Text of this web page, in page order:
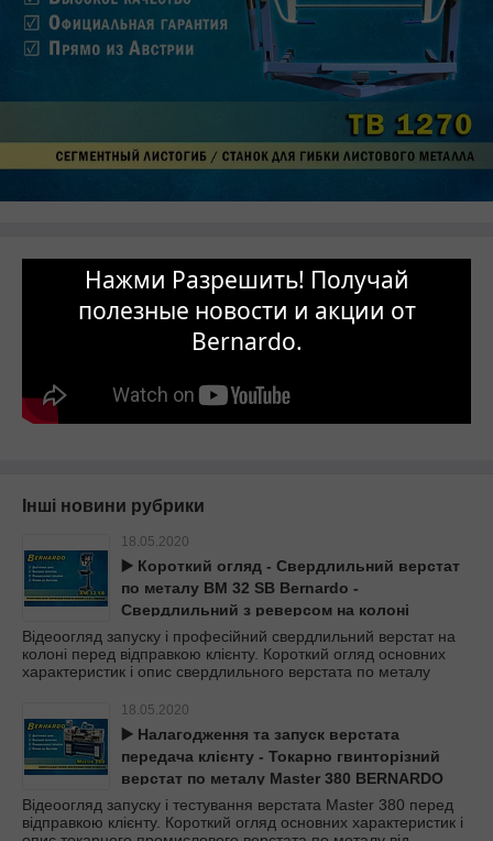
Нажми Разрешить! Получай
полезные новости и акции от
Bernardo.
Інші новини рубрики
18.05.2020
▶️ Короткий огляд - Свердлильний верстат
по металу BM 32 SB Bernardo -
Свердлильний з реверсом на колоні
Відеоогляд запуску і професійний свердлильний верстат на
колоні перед відправкою клієнту. Короткий огляд основних
характеристик і опис свердлильного верстата по металу
18.05.2020
▶️ Налагодження та запуск верстата
передача клієнту - Токарно гвинторізний
верстат по металу Master 380 BERNARDO
відео
Відеоогляд запуску і тестування верстата Master 380 перед
відправкою клієнту. Короткий огляд основних характеристик і